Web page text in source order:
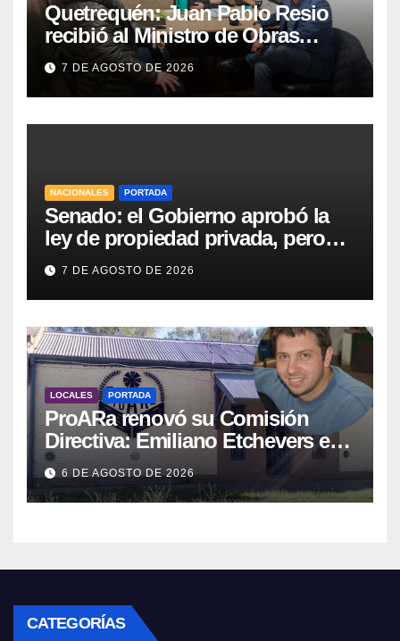
Quetrequén: Juan Pablo Resio
recibió al Ministro de Obras
Públicas y al Presidente de
Vialidad para recorrer la ruta a
Villa Huidobro
7 DE AGOSTO DE 2026
NACIONALES PORTADA
Senado: el Gobierno aprobó la
ley de propiedad privada, pero
tuvo que quitar otro capítulo
7 DE AGOSTO DE 2026
LOCALES PORTADA
ProARa renovó su Comisión
Directiva: Emiliano Etchevers es
el nuevo Presidente de la entidad
6 DE AGOSTO DE 2026
CATEGORÍAS